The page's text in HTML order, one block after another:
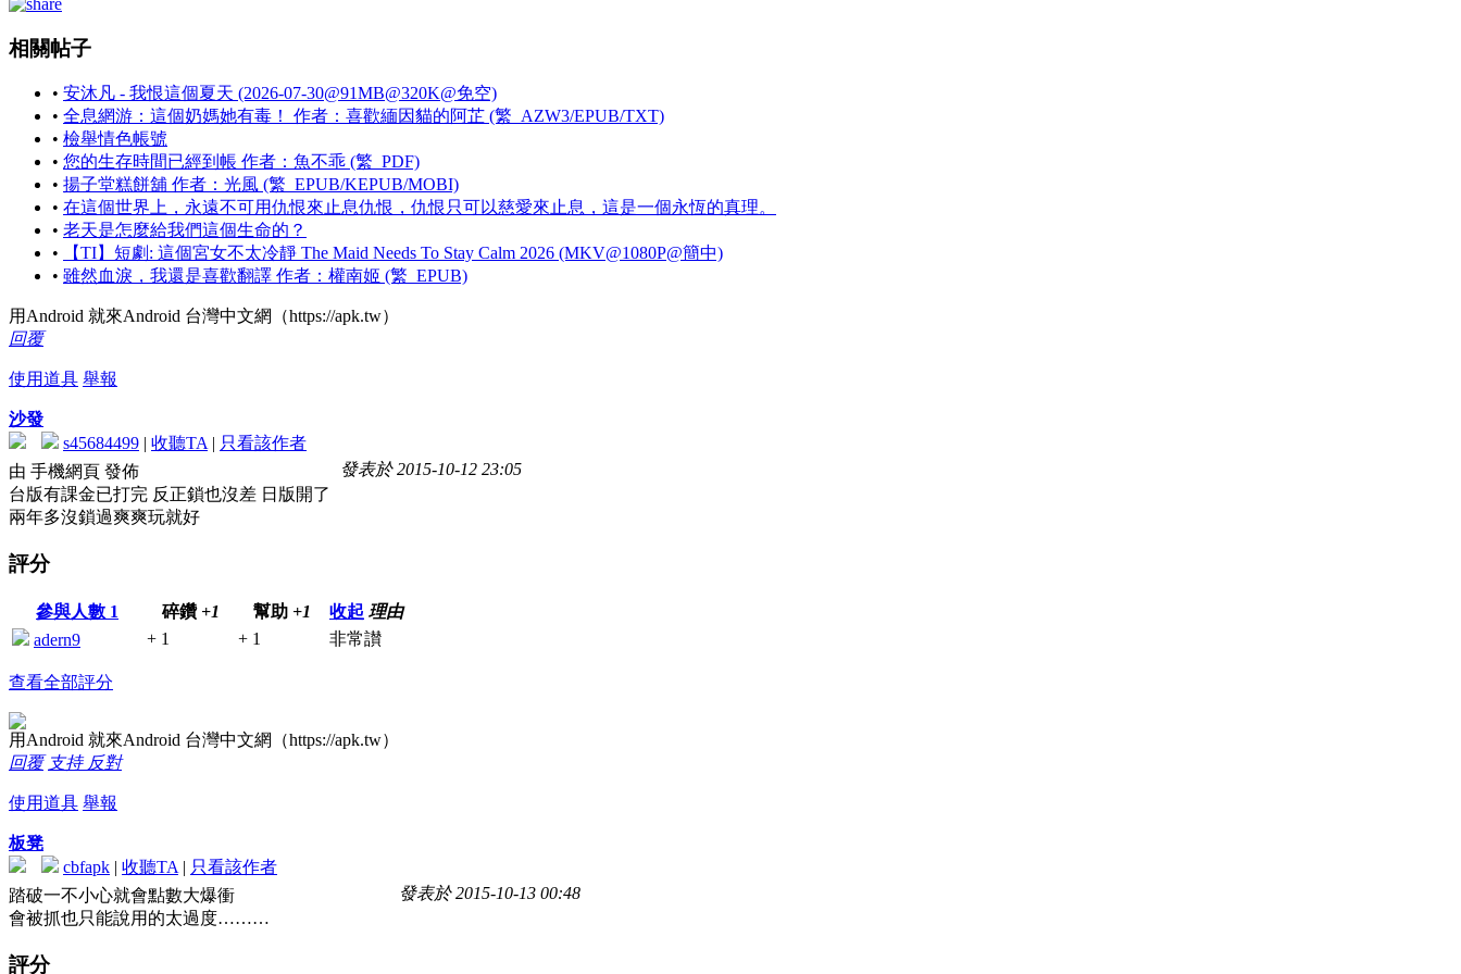
相關帖子
• 安沐凡 - 我恨這個夏天 (2026-07-30@91MB@320K@免空)
• 全息網游：這個奶媽她有毒！ 作者：喜歡緬因貓的阿芷 (繁_AZW3/EPUB/TXT)
• 檢舉情色帳號
• 您的生存時間已經到帳 作者：魚不乖 (繁_PDF)
• 揚子堂糕餅舖 作者：光風 (繁_EPUB/KEPUB/MOBI)
• 在這個世界上，永遠不可用仇恨來止息仇恨，仇恨只可以慈愛來止息，這是一個永恆的真理。
• 老天是怎麼給我們這個生命的？
•
【TI】短劇: 這個宮女不太冷靜 The Maid Needs To Stay Calm 2026 (MKV@1080P@簡中)
• 雖然血淚，我還是喜歡翻譯 作者：權南姬 (繁_EPUB)
用Android 就來Android 台灣中文網（https://apk.tw）
回覆
使用道具 舉報
沙發
s45684499 | 收聽TA | 只看該作者
發表於 2015-10-12 23:05
由 手機網頁 發佈
台版有課金已打完 反正鎖也沒差 日版開了
兩年多沒鎖過爽爽玩就好
評分
參與人數 1 碎鑽 +1 幫助 +1 收起 理由
adern9
+ 1 + 1 非常讃
查看全部評分
用Android 就來Android 台灣中文網（https://apk.tw）
回覆 支持 反對
使用道具 舉報
板凳
cbfapk | 收聽TA | 只看該作者
發表於 2015-10-13 00:48
踏破一不小心就會點數大爆衝
會被抓也只能說用的太過度………
評分